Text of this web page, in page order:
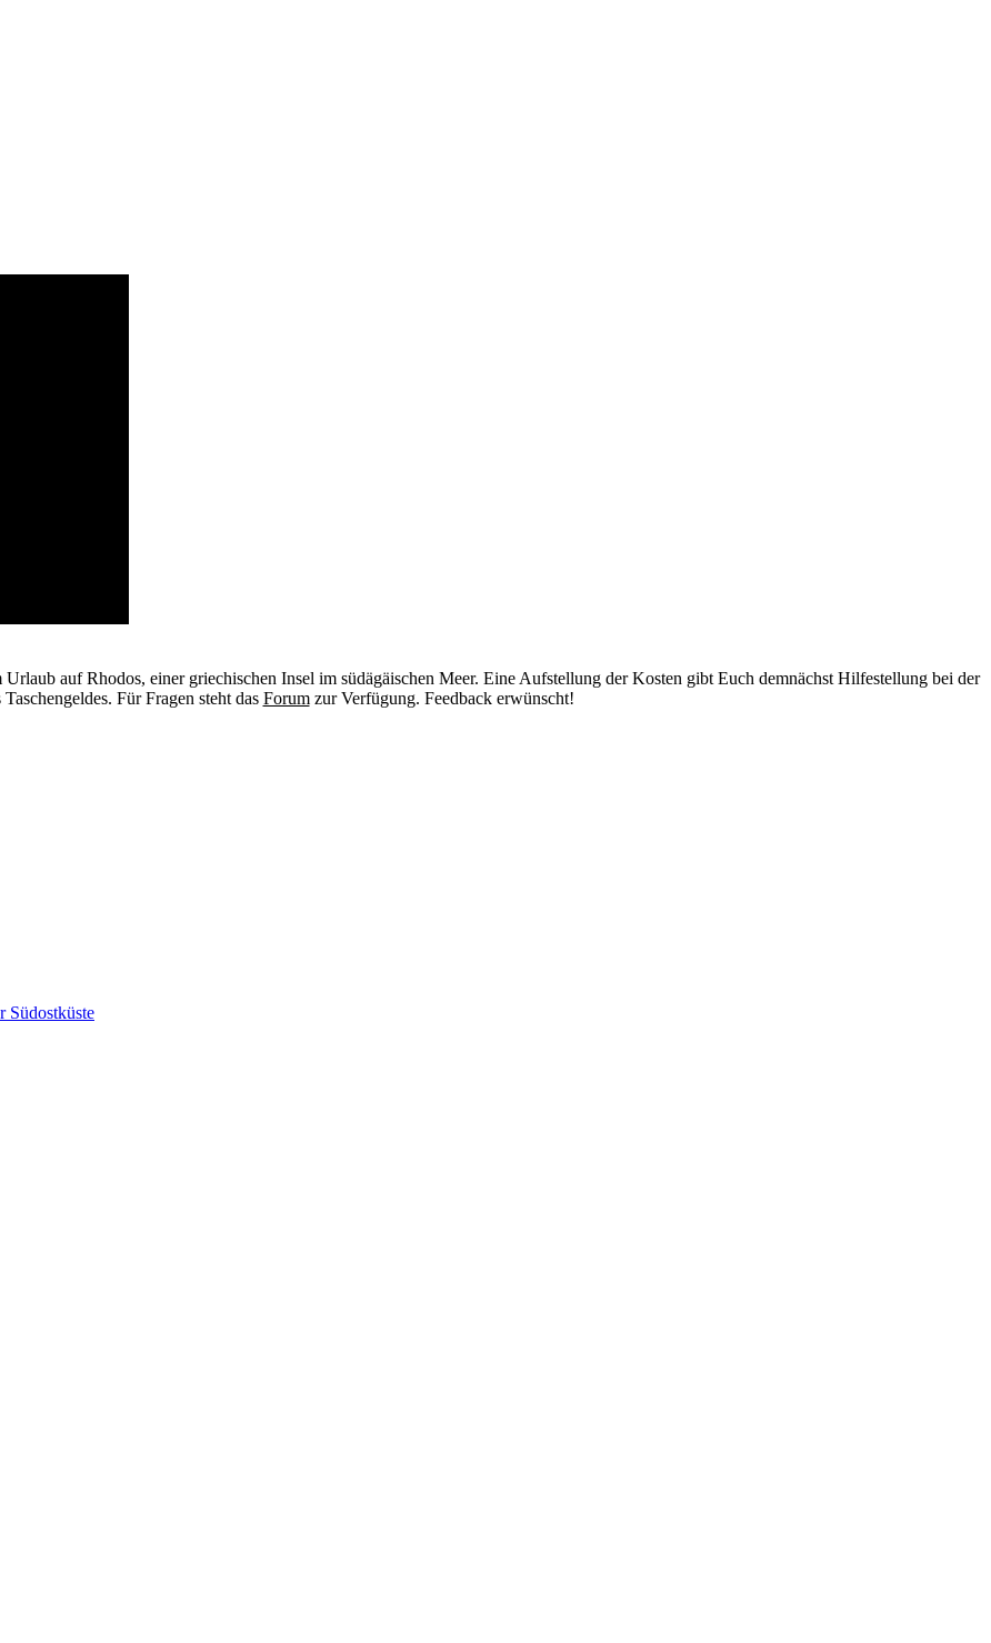
auf Rhodos, einer griechischen Insel im südägäischen Meer. Eine Aufstellung der Kosten gibt Euch demnächst Hilfestellung bei der
Für Fragen steht das Forumzur Verfügung. Feedback erwünscht!
Südostküste